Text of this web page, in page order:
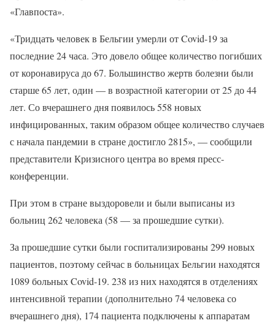
«Главпоста».
«Тридцать человек в Бельгии умерли от Covid-19 за
последние 24 часа. Это довело общее количество погибших
от коронавируса до 67. Большинство жертв болезни были
старше 65 лет, один — в возрастной категории от 25 до 44
лет. Со вчерашнего дня появилось 558 новых
инфицированных, таким образом общее количество случаев
с начала пандемии в стране достигло 2815», — сообщили
представители Кризисного центра во время пресс-
конференции.
При этом в стране выздоровели и были выписаны из
больниц 262 человека (58 — за прошедшие сутки).
За прошедшие сутки были госпитализированы 299 новых
пациентов, поэтому сейчас в больницах Бельгии находятся
1089 больных Covid-19. 238 из них находятся в отделениях
интенсивной терапии (дополнительно 74 человека со
вчерашнего дня), 174 пациента подключены к аппаратам